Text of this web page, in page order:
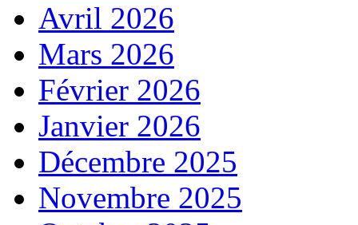
Avril 2026
Mars 2026
Février 2026
Janvier 2026
Décembre 2025
Novembre 2025